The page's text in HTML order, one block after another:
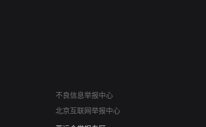
不良信息举报中心
北京互联网举报中心
算法推荐专项举报